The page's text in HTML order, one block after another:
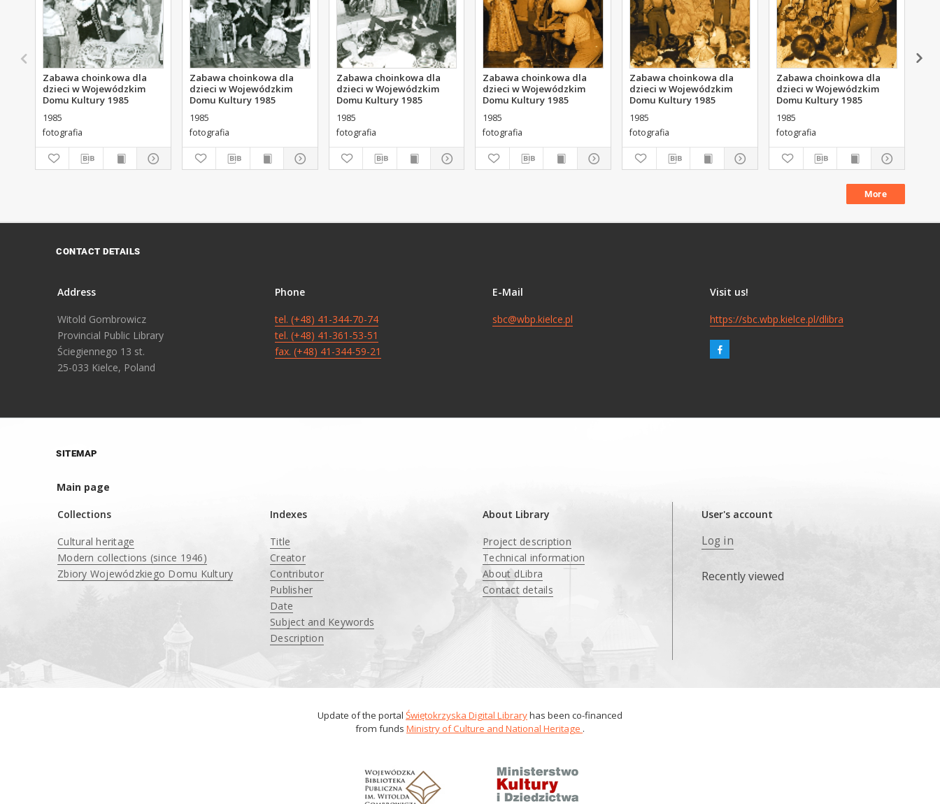
Zabawa choinkowa dla
dzieci w Wojewódzkim
Domu Kultury 1985
1985
fotografia
Zabawa choinkowa dla
dzieci w Wojewódzkim
Domu Kultury 1985
1985
fotografia
Zabawa choinkowa dla
dzieci w Wojewódzkim
Domu Kultury 1985
1985
fotografia
Zabawa choinkowa dla
dzieci w Wojewódzkim
Domu Kultury 1985
1985
fotografia
Zabawa choinkowa dla
dzieci w Wojewódzkim
Domu Kultury 1985
1985
fotografia
Zabawa choinkowa dla
dzieci w Wojewódzkim
Domu Kultury 1985
1985
fotografia
More
CONTACT DETAILS
Address
Witold Gombrowicz
Provincial Public Library
Ściegiennego 13 st.
25-033 Kielce, Poland
Phone
tel. (+48) 41-344-70-74
tel. (+48) 41-361-53-51
fax. (+48) 41-344-59-21
E-Mail
sbc@wbp.kielce.pl
Visit us!
https://sbc.wbp.kielce.pl/dlibra
SITEMAP
Main page
Collections
Cultural heritage
Modern collections (since 1946)
Zbiory Wojewódzkiego Domu Kultury
Indexes
Title
Creator
Contributor
Publisher
Date
Subject and Keywords
Description
About Library
Project description
Technical information
About dLibra
Contact details
User's account
Log in
Recently viewed
Update of the portal Świętokrzyska Digital Libraryhas been co-financed
from funds Ministry of Culture and National Heritage .